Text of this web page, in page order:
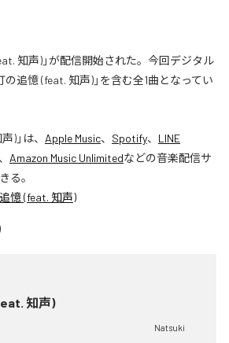
知声)」が配信開始された。今回デジタル
の追憶 (feat. 知声)」を含む全1曲となってい
)」は、 Apple Music、 Spotify、 LINE
、 Amazon Music Unlimitedなどの音楽配信サ
る。
憶 (feat. 知声)
知声)
Natsuki